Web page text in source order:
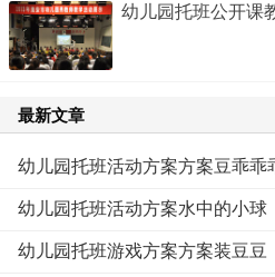
幼儿园托班公开课
最新文章
幼儿园托班活动方案方案豆乖乖
幼儿园托班活动方案水中的小球
幼儿园托班游戏方案方案装豆豆